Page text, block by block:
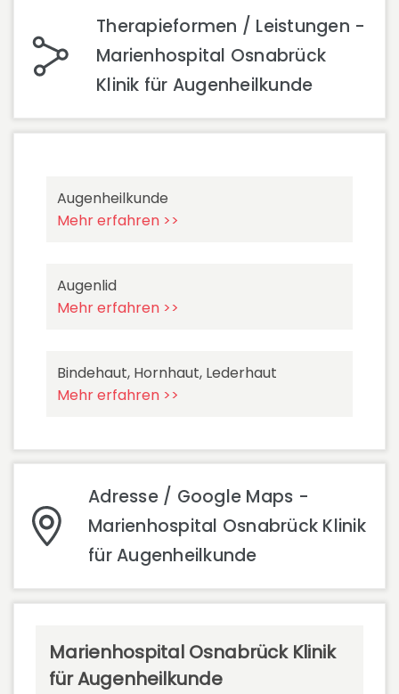
Therapieformen / Leistungen -
Marienhospital Osnabrück
Klinik für Augenheilkunde
Augenheilkunde
Mehr erfahren >>
Augenlid
Mehr erfahren >>
Bindehaut, Hornhaut, Lederhaut
Mehr erfahren >>
Adresse / Google Maps -
Marienhospital Osnabrück Klinik
für Augenheilkunde
Marienhospital Osnabrück Klinik
für Augenheilkunde